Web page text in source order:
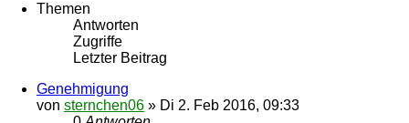
Themen
Antworten
Zugriffe
Letzter Beitrag
Genehmigung
von sternchen06 » Di 2. Feb 2016, 09:33